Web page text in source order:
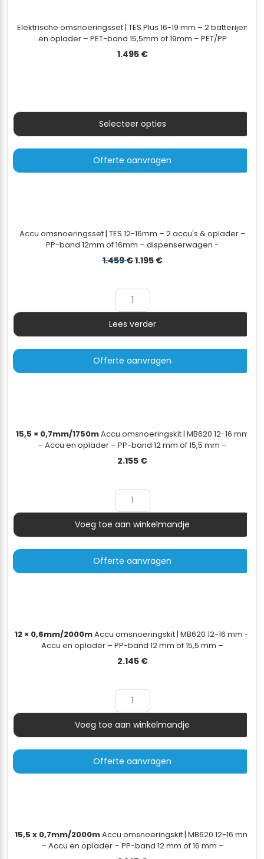
Elektrische omsnoeringsset | TES Plus 16-19 mm – 2 batterijen
en oplader – PET-band 15,5mm of 19mm – PET/PP
dispenserwagen
1.495 €
Selecteer opties
Offerte aanvragen
Accu omsnoeringsset | TES 12-16mm – 2 accu's & oplader –
PP-band 12mm of 16mm – dispenserwagen -
12x0,55mm/3000m
1.459€Oorspronkelijke
1.195 €Huidige
Aantal
Lees verder
Offerte aanvragen
15,5 × 0,7mm/1750mAccu omsnoeringskit | MB620 12-16 mm
– Accu en oplader – PP-band 12 mm of 15,5 mm –
dispenserwagen - 15,5×0,7mm/1750m
2.155 €
Aantal
Voeg toe aan winkelmandje
Offerte aanvragen
12 × 0,6mm/2000mAccu omsnoeringskit | MB620 12-16 mm –
Accu en oplader – PP-band 12 mm of 15,5 mm –
dispenserwagen - 12×0,7mm/2000m
2.145 €
Aantal
Voeg toe aan winkelmandje
Offerte aanvragen
15,5 x 0,7mm/2000mAccu omsnoeringskit | MB620 12-16 mm
– Accu en oplader – PP-band 12 mm of 16 mm –